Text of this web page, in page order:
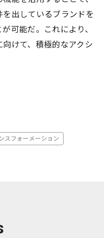
出しているブランドを
可能だ。これにより、
けて、積極的なアクシ
スフォーメーション